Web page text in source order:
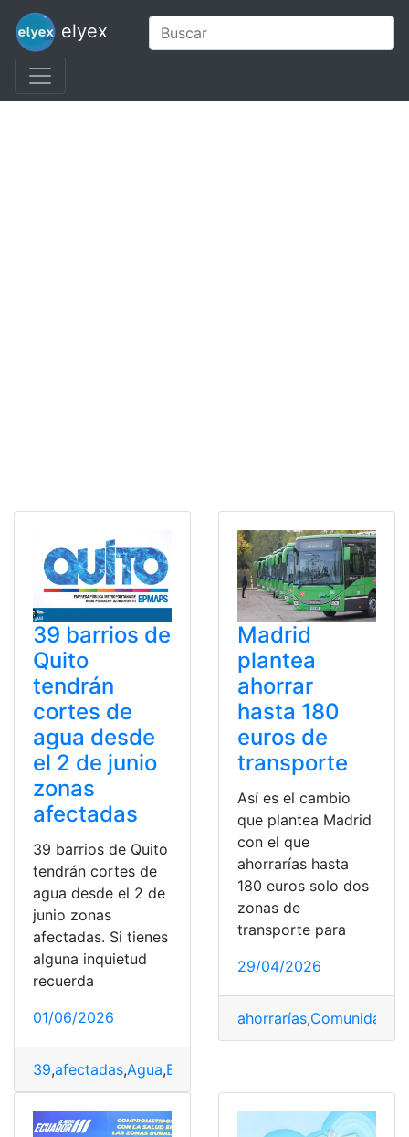
elyex
39 barrios de
Quito
tendrán
cortes de
agua desde
el 2 de junio
zonas
afectadas
39 barrios de Quito
tendrán cortes de
agua desde el 2 de
junio zonas
afectadas. Si tienes
alguna inquietud
recuerda
01/06/2026
39,afectadas,Agua,Barrios
Madrid
plantea
ahorrar
hasta 180
euros de
transporte
Así es el cambio
que plantea Madrid
con el que
ahorrarías hasta
180 euros solo dos
zonas de
transporte para
29/04/2026
ahorrarías,Comunidad